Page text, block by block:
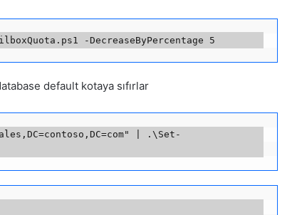
default kotaya sıfırlar
| .\Set-